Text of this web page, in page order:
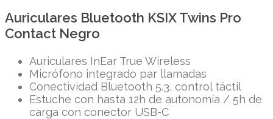
Auriculares Bluetooth KSIX Twins Pro
Contact Negro
Auriculares InEar True Wireless
Micrófono integrado par llamadas
Conectividad Bluetooth 5.3, control táctil
Estuche con hasta 12h de autonomía / 5h de
carga con conector USB-C